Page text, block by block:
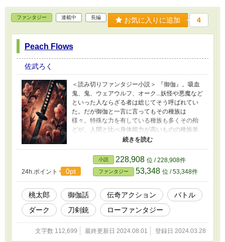
ファンタジー 連載中 長編 お気に入りに追加 4
Peach Flows
佐武ろく
＜読み切りファンタジー小説＞ 『御伽』。吸血
鬼、鬼、ウェアウルフ、オーク...妖怪や悪魔など
といった人ならざる者は総じてそう呼ばれてい
た。だが御伽と一言に言ってもその種族は
様々。特殊な力を有している種族も多くその殆
どが、人間と比べ身体能力が高いものの種族単
位で言えば人間が圧倒的数を誇っていた。 そん
に人と御伽は現在では共存関係にあった。だが
人間を下等だと見下す種族も少ないわけではな
く対立による争いを防ぐため御伽のための町も
造られた。それに加え世界には、御伽を排除し
ようとする組織『A.I』、逆に人間を排除しよう
とする組織『GOD』なども存在し完璧な意味で
の共存は実現していなかった。またその他にも
対抗すべく政府は警察とは別にEOCBという組織
を結成する。 そんな世界で受け継がれ続けてき
24h.ポイント 0pt
小説 228,908 位 / 228,908件
ファンタジー 53,348 位 / 53,348件
桃太郎 御伽話 伝奇アクション
バトル
ダーク
刀剣銃 ローファンタジー
文字数 112,699 最終更新日 2024.08.01 登録日 2024.03.28